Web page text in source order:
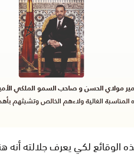
الوقائع لكي يعرف جلالته